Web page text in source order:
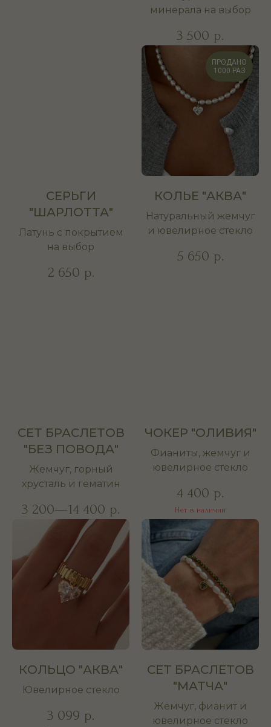
минерала на выбор
3 500 р.
СЕРЬГИ
"ШАРЛОТТА"
Латунь с покрытием
на выбор
2 650 р.
ПРОДАНО
1000 РАЗ
КОЛЬЕ "АКВА"
Натуральный жемчуг
и ювелирное стекло
5 650 р.
СЕТ БРАСЛЕТОВ
"БЕЗ ПОВОДА"
Жемчуг, горный
хрусталь и гематин
3 200—14 400 р.
ЧОКЕР "ОЛИВИЯ"
Фианиты, жемчуг и
ювелирное стекло
4 400 р.
Нет в наличии
КОЛЬЦО "АКВА"
Ювелирное стекло
3 099 р.
СЕТ БРАСЛЕТОВ
"МАТЧА"
Жемчуг, фианит и
ювелирное стекло